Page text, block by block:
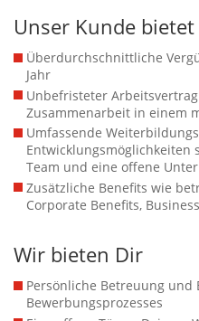
Unser Kunde
Überdurchschnittliche
Jahr
Unbefristeter
Zusammenarbeit in einem
Umfassende
Entwicklungsmöglichkeiten
Team und eine offene
Zusätzliche Benefits wie
Corporate Benefits,
Wir bieten Dir
Persönliche Betreuung und
Bewerbungsprozesses